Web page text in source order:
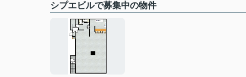
シプエビルで募集中の物件